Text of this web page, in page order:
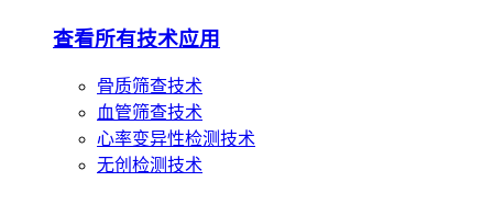
查看所有技术应用
骨质筛查技术
血管筛查技术
心率变异性检测技术
无创检测技术